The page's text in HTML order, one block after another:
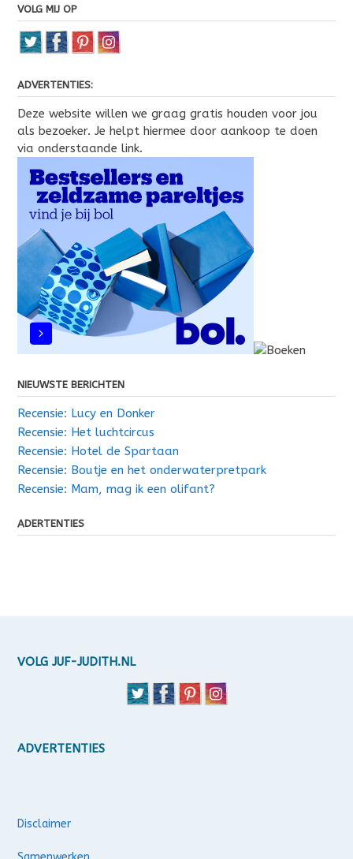
VOLG MIJ OP
ADVERTENTIES:
Deze website willen we graag gratis houden voor jou
als bezoeker. Je helpt hiermee door aankoop te doen
via onderstaande link.
NIEUWSTE BERICHTEN
Recensie: Lucy en Donker
Recensie: Het luchtcircus
Recensie: Hotel de Spartaan
Recensie: Boutje en het onderwaterpretpark
Recensie: Mam, mag ik een olifant?
ADERTENTIES
VOLG JUF-JUDITH.NL
ADVERTENTIES
Disclaimer